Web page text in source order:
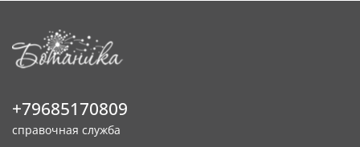
+79685170809
справочная служба